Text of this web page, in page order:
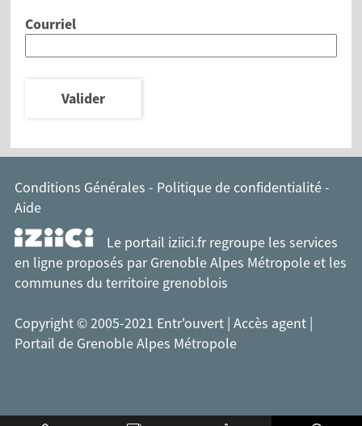
Courriel
Valider
Conditions Générales - Politique de confidentialité-
Aide
Le portail iziici.fr regroupe les services
en ligne proposés parGrenoble Alpes Métropole et les
communes du territoire grenoblois
Copyright © 2005-2021 Entr'ouvert | Accès agent |
Portail de Grenoble Alpes Métropole